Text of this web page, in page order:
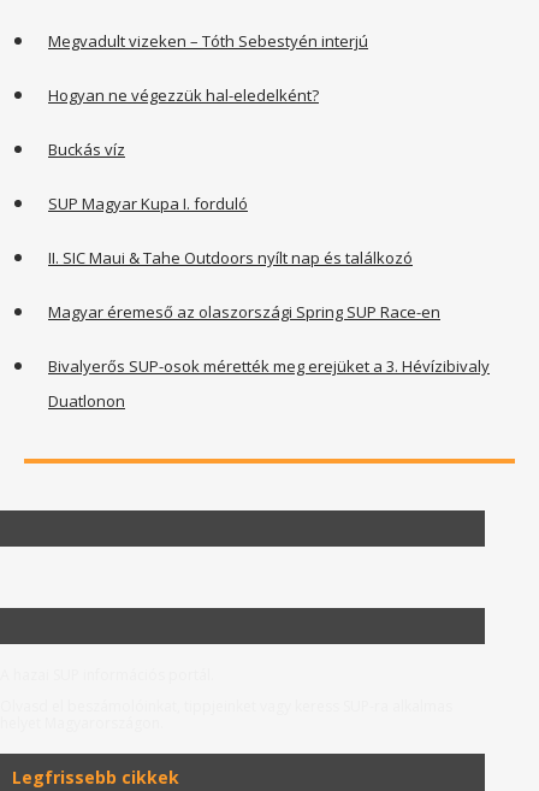
Megvadult vizeken – Tóth Sebestyén interjú
Hogyan ne végezzük hal-eledelként?
Buckás víz
SUP Magyar Kupa I. forduló
II. SIC Maui & Tahe Outdoors nyílt nap és találkozó
Magyar éremeső az olaszországi Spring SUP Race-en
Bivalyerős SUP-osok mérették meg erejüket a 3. Hévízibivaly
Duatlonon
Legfrissebb cikkek